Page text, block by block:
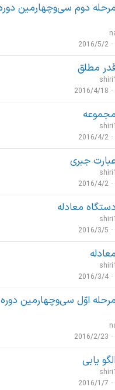
مرحله دوم سی‌وچهارمین دوره
2016/5/2
مطلق
2016/4/18
مجموعه
2016/4/2
جبری
2016/4/2
ﺩﺳﺘﮕﺎﻩ ﻣﻌﺎﺩﻟﻪ
2016/3/5
ﻣﻌﺎﺩﻟﻪ
2016/3/4
مرحله اوّل سی‌وچهارمین دوره
2016/2/23
الگو یابی
2016/1/7